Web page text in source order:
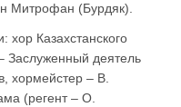
Митрофан (Бурдяк).
хор Казахстанского
Заслуженный деятель
хормейстер – В.
(регент – О.